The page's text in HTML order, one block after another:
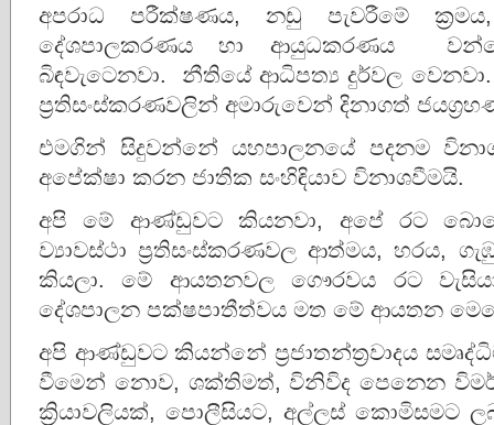
අපරාධ පරීක්ෂණය, නඩු පැවරීමේ
දේශපාලකරණය හා ආයුධකරණය
බිඳවැටෙනවා. නීතියේ ආධිපත්‍ය දුර්වල වෙනවා.
ප්‍රතිසංස්කරණවලින් අමාරුවෙන් දිනාගත්
එමගින් සිදුවන්නේ යහපාලනයේ පදනම
අපේක්ෂා කරන ජාතික සංහිඳියාව විනාශවීමයි.
අපි මේ ආණ්ඩුවට කියනවා, අපේ රට
ව්‍යාවස්ථා ප්‍රතිසංස්කරණවල ආත්මය, හරය,
කියලා. මේ ආයතනවල ගෞරවය රට
දේශපාලන පක්ෂපාතීත්වය මත මේ ආයතන
අපි ආණ්ඩුවට කියන්නේ ප්‍රජාතන්ත්‍රවාදය
වීමෙන් නොව, ශක්තිමත්, විනිවිද පෙනෙන
ක්‍රියාවලියක්, පොලීසියට, අල්ලස් කොමිසමට